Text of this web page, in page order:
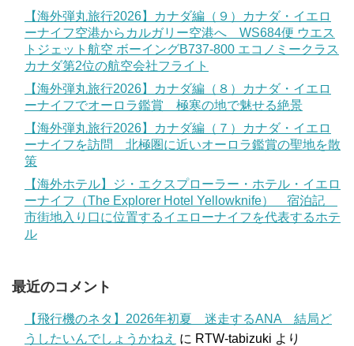
【海外弾丸旅行2026】カナダ編（９）カナダ・イエロ
ーナイフ空港からカルガリー空港へ WS684便 ウエス
トジェット航空 ボーイングB737-800 エコノミークラス
カナダ第2位の航空会社フライト
【海外弾丸旅行2026】カナダ編（８）カナダ・イエロ
ーナイフでオーロラ鑑賞 極寒の地で魅せる絶景
【海外弾丸旅行2026】カナダ編（７）カナダ・イエロ
ーナイフを訪問 北極圏に近いオーロラ鑑賞の聖地を散
策
【海外ホテル】ジ・エクスプローラー・ホテル・イエロ
ーナイフ（The Explorer Hotel Yellowknife） 宿泊記
市街地入り口に位置するイエローナイフを代表するホテ
ル
最近のコメント
【飛行機のネタ】2026年初夏 迷走するANA 結局ど
うしたいんでしょうかねえ に RTW-tabizuki より